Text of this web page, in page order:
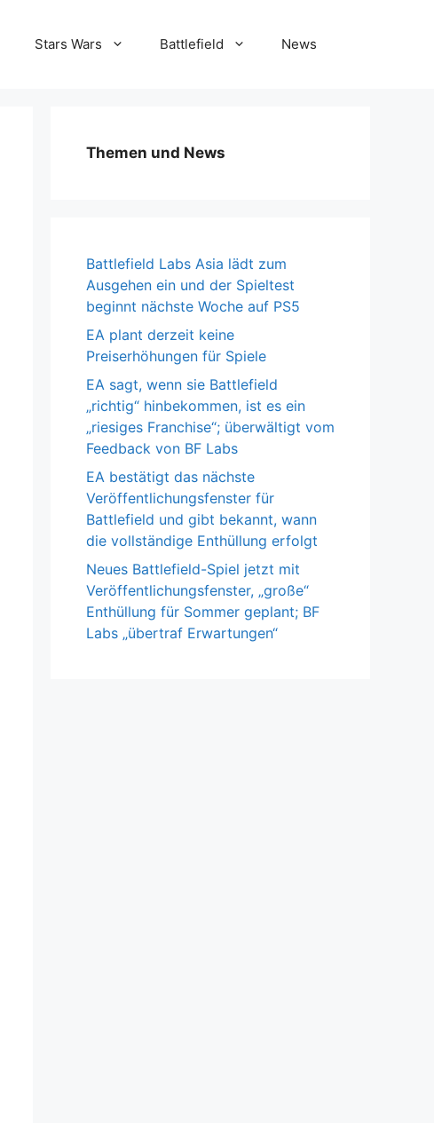
Stars Wars Battlefield News
Themen und News
Battlefield Labs Asia lädt zum
Ausgehen ein und der Spieltest
beginnt nächste Woche auf PS5
EA plant derzeit keine
Preiserhöhungen für Spiele
EA sagt, wenn sie Battlefield
„richtig“ hinbekommen, ist es ein
„riesiges Franchise“; überwältigt vom
Feedback von BF Labs
EA bestätigt das nächste
Veröffentlichungsfenster für
Battlefield und gibt bekannt, wann
die vollständige Enthüllung erfolgt
Neues Battlefield-Spiel jetzt mit
Veröffentlichungsfenster, „große“
Enthüllung für Sommer geplant; BF
Labs „übertraf Erwartungen“